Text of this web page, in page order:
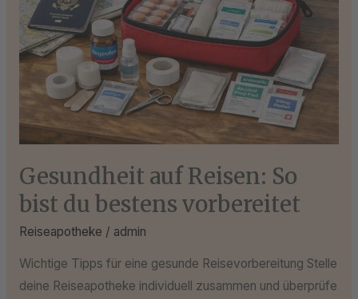
Gesundheit auf Reisen: So
bist du bestens vorbereitet
Reiseapotheke / admin
Wichtige Tipps für eine gesunde Reisevorbereitung Stelle
deine Reiseapotheke individuell zusammen und überprüfe